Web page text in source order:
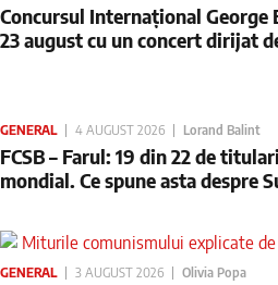
Concursul Internațional George
23 august cu un concert dirijat
GENERAL 4 AUGUST 2026 Lorand Balint
FCSB – Farul: 19 din 22 de
mondial. Ce spune asta despre
GENERAL 3 AUGUST 2026 Olivia Popa